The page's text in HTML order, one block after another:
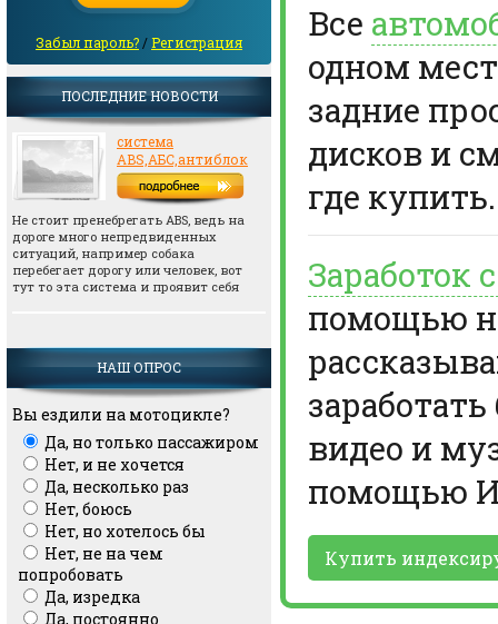
Забыл пароль? /Регистрация
ПОСЛЕДНИЕ НОВОСТИ
система
ABS,АБС,антиблок
Не стоит пренебрегать АВS, ведь на
дороге много непредвиденных
ситуаций, например собака
перебегает дорогу или человек, вот
тут то эта система и проявит себя
НАШ ОПРОС
Вы ездили на мотоцикле?
Да, но только пассажиром
Нет, и не хочется
Да, несколько раз
Нет, боюсь
Нет, но хотелось бы
Нет, не на чем
попробовать
Да, изредка
Да, постоянно
Все
одном
задние
дисков и
где купить.
помощью
видео и
помощью
Купить